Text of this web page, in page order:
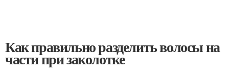
Как правильно разделить волосы на
части при заколотке